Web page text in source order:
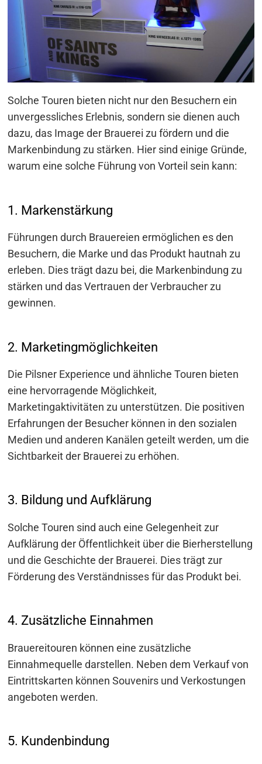
Solche Touren bieten nicht nur den Besuchern ein
unvergessliches Erlebnis, sondern sie dienen auch
dazu, das Image der Brauerei zu fördern und die
Markenbindung zu stärken. Hier sind einige Gründe,
warum eine solche Führung von Vorteil sein kann:
1. Markenstärkung
Führungen durch Brauereien ermöglichen es den
Besuchern, die Marke und das Produkt hautnah zu
erleben. Dies trägt dazu bei, die Markenbindung zu
stärken und das Vertrauen der Verbraucher zu
gewinnen.
2. Marketingmöglichkeiten
Die Pilsner Experience und ähnliche Touren bieten
eine hervorragende Möglichkeit,
Marketingaktivitäten zu unterstützen. Die positiven
Erfahrungen der Besucher können in den sozialen
Medien und anderen Kanälen geteilt werden, um die
Sichtbarkeit der Brauerei zu erhöhen.
3. Bildung und Aufklärung
Solche Touren sind auch eine Gelegenheit zur
Aufklärung der Öffentlichkeit über die Bierherstellung
und die Geschichte der Brauerei. Dies trägt zur
Förderung des Verständnisses für das Produkt bei.
4. Zusätzliche Einnahmen
Brauereitouren können eine zusätzliche
Einnahmequelle darstellen. Neben dem Verkauf von
Eintrittskarten können Souvenirs und Verkostungen
angeboten werden.
5. Kundenbindung
Beitragsnavigation